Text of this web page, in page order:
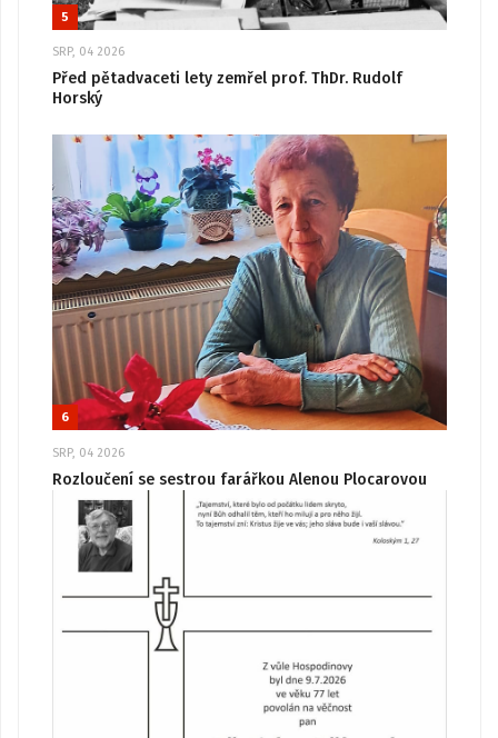
5
SRP, 04 2026
Před pětadvaceti lety zemřel prof. ThDr. Rudolf
Horský
6
SRP, 04 2026
Rozloučení se sestrou farářkou Alenou Plocarovou